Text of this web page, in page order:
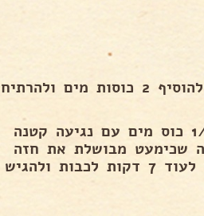
לשים בסיר את התפוחי האדמה חתוכים עם השמן להוסיף 2 כוסות מים ולהרתיח
את החזה עוף ליצרוב במחבט עם 2 כפות שמן ו1/2 כוס מים עם נגיעה קטנה
אדמה שכימעט מבושלת את חזה
העוף להשקות במעט רוטב מעל שישאר עסיסי ורך לעוד 7 דקות לכבות ולהגיש